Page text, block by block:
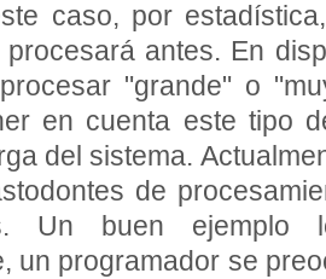
caso, por
antes. En
"grande" o
en cuenta este tipo
del sistema.
de
Un buen ejemplo
un programador se